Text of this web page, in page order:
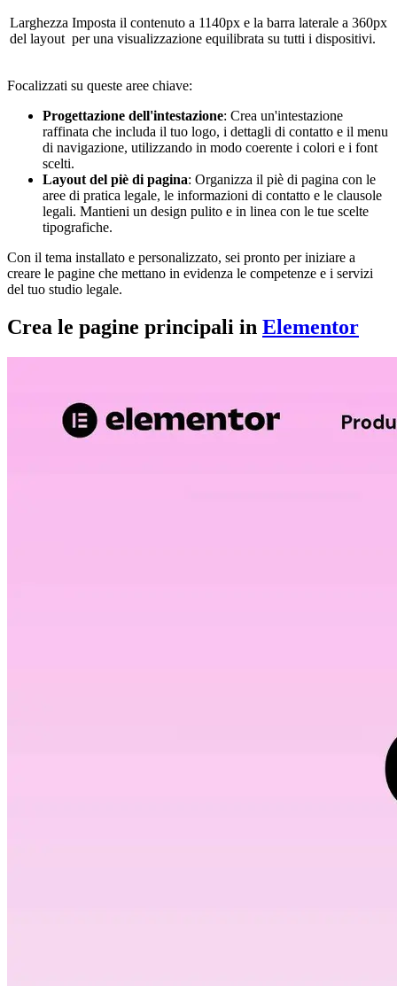
Larghezza
del layout
Imposta il contenuto a 1140px e la barra laterale a 360px
per una visualizzazione equilibrata su tutti i dispositivi.
Focalizzati su queste aree chiave:
Progettazione dell'intestazione: Crea un'intestazione
raffinata che includa il tuo logo, i dettagli di contatto e il menu
di navigazione, utilizzando in modo coerente i colori e i font
scelti.
Layout del piè di pagina: Organizza il piè di pagina con le
aree di pratica legale, le informazioni di contatto e le clausole
legali. Mantieni un design pulito e in linea con le tue scelte
tipografiche.
Con il tema installato e personalizzato, sei pronto per iniziare a
creare le pagine che mettano in evidenza le competenze e i servizi
del tuo studio legale.
Crea le pagine principali in Elementor